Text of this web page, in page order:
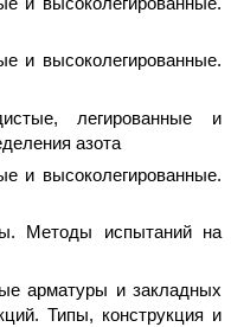
и высоколегированные.
легированные и
азота
и высоколегированные.
Методы испытаний на
арматуры и закладных
Типы, конструкция и